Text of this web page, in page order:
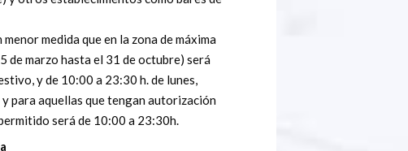
medida que en la zona de máxima
de marzo hasta el 31 de octubre) será
y de 10:00 a 23:30 h. de lunes,
para aquellas que tengan autorización
será de 10:00 a 23:30h.